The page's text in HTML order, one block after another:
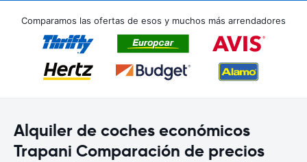
Comparamos las ofertas de esos y muchos más arrendadores
Alquiler de coches económicos
Trapani Comparación de precios